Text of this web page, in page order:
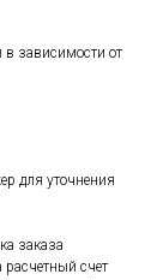
в зависимости от
для уточнения
заказа
расчетный счет